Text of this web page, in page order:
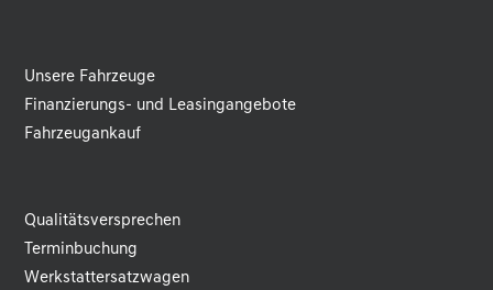
Unsere Fahrzeuge
Finanzierungs- und Leasingangebote
Fahrzeugankauf
Qualitätsversprechen
Terminbuchung
Werkstattersatzwagen